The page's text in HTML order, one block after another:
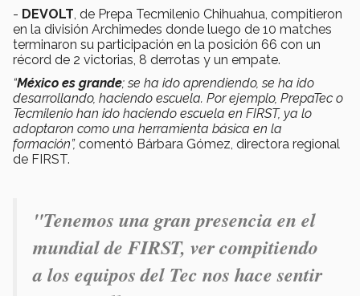
- DEVOLT, de Prepa Tecmilenio Chihuahua, compitieron
en la división Archimedes donde luego de 10 matches
terminaron su participación en la posición 66 con un
récord de 2 victorias, 8 derrotas y un empate.
“México es grande; se ha ido aprendiendo, se ha ido
desarrollando, haciendo escuela. Por ejemplo, PrepaTec o
Tecmilenio han ido haciendo escuela en FIRST, ya lo
adoptaron como una herramienta básica en la
formación”, comentó Bárbara Gómez, directora regional
de FIRST.
"Tenemos una gran presencia en el
mundial de FIRST, ver compitiendo
a los equipos del Tec nos hace sentir